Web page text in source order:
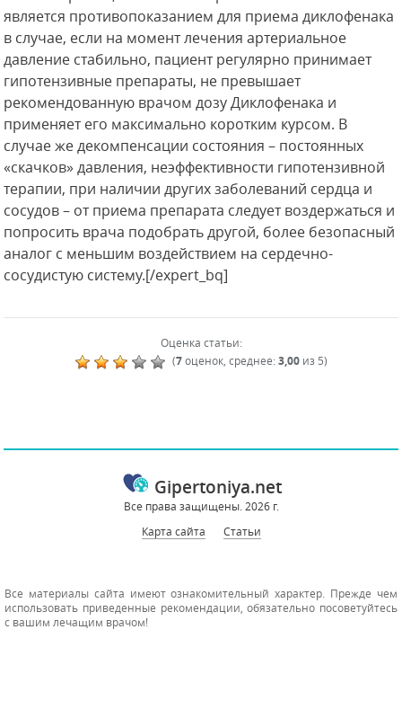
является противопоказанием для приема диклофенака
в случае, если на момент лечения артериальное
давление стабильно, пациент регулярно принимает
гипотензивные препараты, не превышает
рекомендованную врачом дозу Диклофенака и
применяет его максимально коротким курсом. В
случае же декомпенсации состояния – постоянных
«скачков» давления, неэффективности гипотензивной
терапии, при наличии других заболеваний сердца и
сосудов – от приема препарата следует воздержаться и
попросить врача подобрать другой, более безопасный
аналог с меньшим воздействием на сердечно-
сосудистую систему.[/expert_bq]
Оценка статьи:
(7оценок, среднее:3,00из 5)
Gipertoniya.net
Все права защищены. 2026 г.
Карта сайта
Статьи
Все материалы сайта имеют ознакомительный характер. Прежде чем
использовать приведенные рекомендации, обязательно посоветуйтесь
с вашим лечащим врачом!